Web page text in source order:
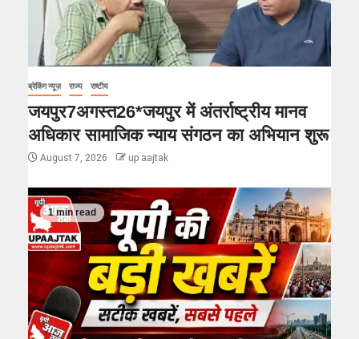
ब्रेकिंग न्यूज़ राज्य राष्टीय
जयपुर7अगस्त26*जयपुर में अंतर्राष्ट्रीय मानव
अधिकार सामाजिक न्याय संगठन का अभियान शुरू
August 7, 2026 up aajtak
1 min read